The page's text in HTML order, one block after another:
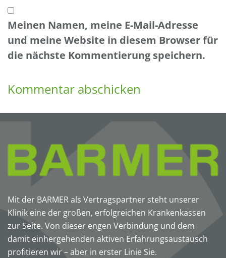
Meinen Namen, meine E-Mail-Adresse
und meine Website in diesem Browser für
die nächste Kommentierung speichern.
Mit der BARMER als Vertragspartner steht unserer
Klinik eine der großen, erfolgreichen Krankenkassen
zur Seite. Von dieser engen Verbindung und dem
damit einhergehenden aktiven Erfahrungsaustausch
profitieren wir – aber in erster Linie Sie.